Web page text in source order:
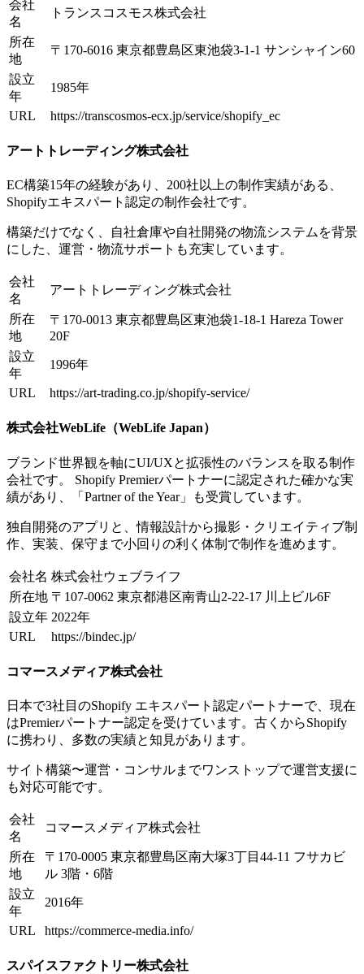
会社
名
トランスコスモス株式会社
所在
地
〒170-6016 東京都豊島区東池袋3-1-1 サンシャイン60
設立
年
1985年
URL https://transcosmos-ecx.jp/service/shopify_ec
アートトレーディング株式会社
EC構築15年の経験があり、200社以上の制作実績がある、
Shopifyエキスパート認定の制作会社です。
構築だけでなく、自社倉庫や自社開発の物流システムを背景
にした、運営・物流サポートも充実しています。
会社
名
アートトレーディング株式会社
所在
地
〒170-0013 東京都豊島区東池袋1-18-1 Hareza Tower
20F
設立
年
1996年
URL https://art-trading.co.jp/shopify-service/
株式会社WebLife（WebLife Japan）
ブランド世界観を軸にUI/UXと拡張性のバランスを取る制作
会社です。 Shopify Premierパートナーに認定された確かな実
績があり、「Partner of the Year」も受賞しています。
独自開発のアプリと、情報設計から撮影・クリエイティブ制
作、実装、保守まで小回りの利く体制で制作を進めます。
会社名 株式会社ウェブライフ
所在地 〒107-0062 東京都港区南青山2-22-17 川上ビル6F
設立年 2022年
URL
https://bindec.jp/
コマースメディア株式会社
日本で3社目のShopify エキスパート認定パートナーで、現在
はPremierパートナー認定を受けています。古くからShopify
に携わり、多数の実績と知見があります。
サイト構築〜運営・コンサルまでワンストップで運営支援に
も対応可能です。
会社
名
コマースメディア株式会社
所在
地
〒170-0005 東京都豊島区南大塚3丁目44-11 フサカビ
ル 3階・6階
設立
年
2016年
URL https://commerce-media.info/
スパイスファクトリー株式会社